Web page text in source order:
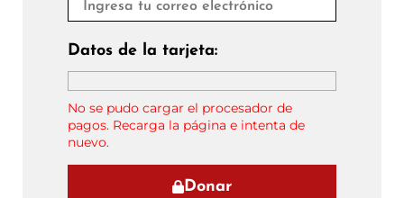
Datos de la tarjeta:
No se pudo cargar el procesador de
pagos. Recarga la página e intenta de
nuevo.
Donar